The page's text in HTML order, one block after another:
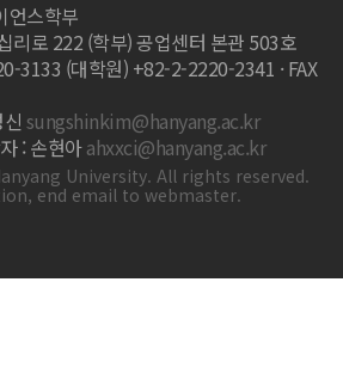
언스학부
리로 222 (학부) 공업센터 본관 503호
3133 (대학원) +82-2-2220-2341 · FAX
sungshinkim@hanyang.ac.kr
: 손현아ahxxci@hanyang.ac.kr
University. All rights reserved.
end email to webmaster.